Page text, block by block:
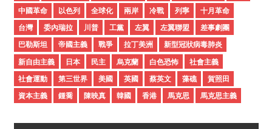
v
e
s
中國革命
以色列 全球化 兩岸 冷戰 列寧
十月革命
台灣
委內瑞拉 川普 工黨 左翼 左翼聯盟
差事劇團
巴勒斯坦
帝國主義 戰爭 拉丁美洲
新型冠狀病毒肺炎
新自由主義
日本 民主 烏克蘭 白色恐怖
社會主義
社會運動
第三世界 美國 英國 蔡英文 藻礁
賀照田
資本主義
鍾喬 陳映真 韓國 香港 馬克思 馬克思主義